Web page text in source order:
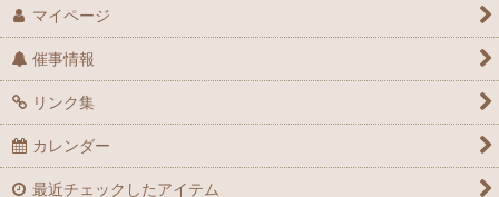
マイページ
催事情報
リンク集
カレンダー
最近チェックしたアイテム